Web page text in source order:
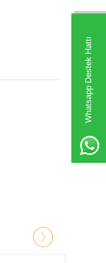
Whatsapp Destek Hattı